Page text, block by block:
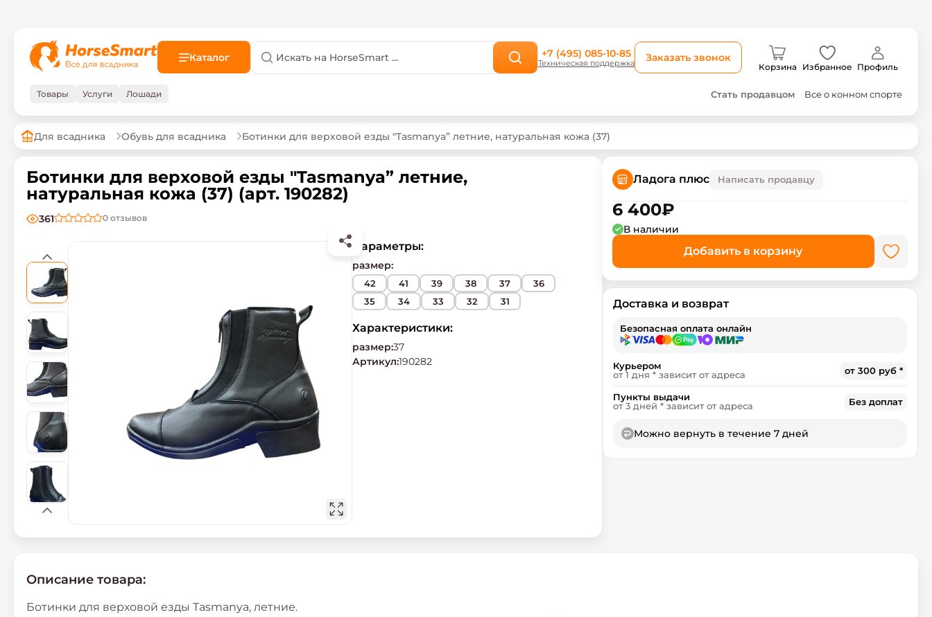
Каталог +7 (495) 085-10-85
Техническая поддержка Заказать звонок
Корзина Избранное Профиль
Товары Услуги Лошади Стать продавцом Все о конном спорте
Для всадника Обувь для всадника Ботинки для верховой езды "Tasmanya” летние, натуральная кожа (37)
Ботинки для верховой езды "Tasmanya” летние,
натуральная кожа (37) (арт. 190282)
361 0 отзывов
Параметры:
размер:
42 41 39 38 37
36
35
34 33 32 31
Характеристики:
размер:37
Артикул:190282
Ладога плюс Написать продавцу
6 400₽
В наличии
Добавить в корзину
Доставка и возврат
Безопасная оплата онлайн
Курьером
от 1 дня * зависит от адреса
от 300 руб *
Пункты выдачи
от 3 дней * зависит от адреса
Без доплат
Можно вернуть в течение 7 дней
Описание товара:
Ботинки для верховой езды Tasmanya, летние.